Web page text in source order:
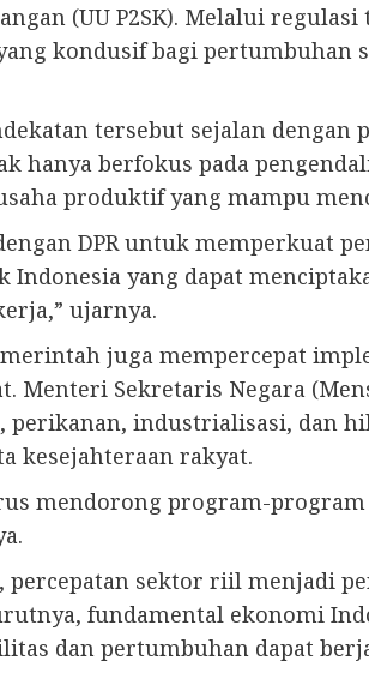
(UU P2SK). Melalui
kondusif bagi pertumbuhan
tersebut sejalan
hanya berfokus pada
produktif yang mampu
DPR untuk memperkuat
Indonesia yang dapat
ujarnya.
juga mempercepat
Menteri Sekretaris Negara
perikanan, industrialisasi, dan
kesejahteraan rakyat.
mendorong program-
percepatan sektor riil menjadi
fundamental ekonomi
dan pertumbuhan dapat